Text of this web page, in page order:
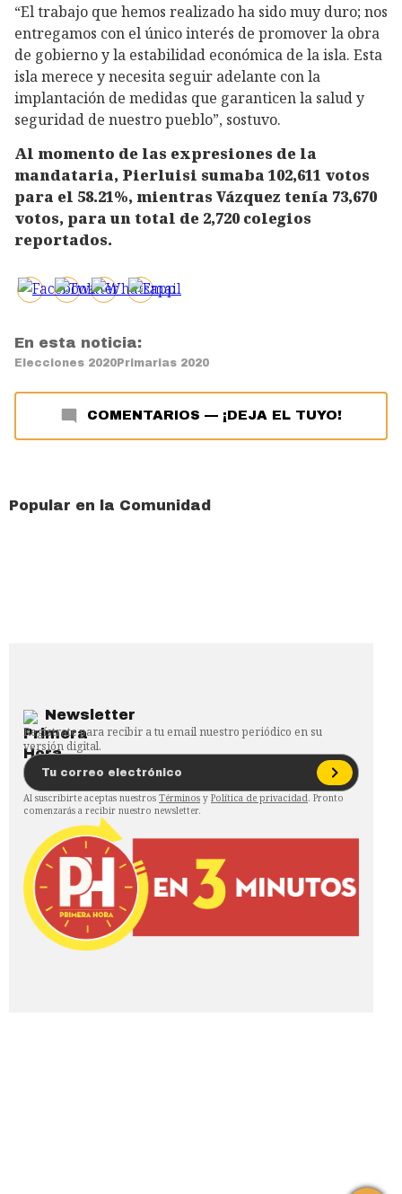
“El trabajo que hemos realizado ha sido muy duro; nos
entregamos con el único interés de promover la obra
de gobierno y la estabilidad económica de la isla. Esta
isla merece y necesita seguir adelante con la
implantación de medidas que garanticen la salud y
seguridad de nuestro pueblo”, sostuvo.
Al momento de las expresiones de la
mandataria, Pierluisi sumaba 102,611 votos
para el 58.21%, mientras Vázquez tenía 73,670
votos, para un total de 2,720 colegios
reportados.
En esta noticia:
Elecciones 2020 Primarias 2020
COMENTARIOS — ¡DEJA EL TUYO!
Popular en la Comunidad
Newsletter
Regístrate para recibir a tu email nuestro periódico en su
versión digital.
Al suscribirte aceptas nuestros Términos y Política de privacidad. Pronto
comenzarás a recibir nuestro newsletter.